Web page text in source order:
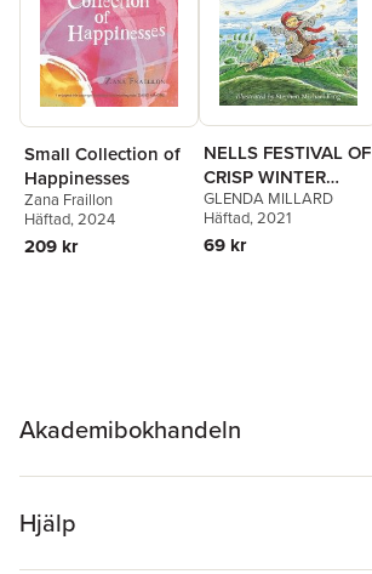
Small Collection of
Happinesses
Zana Fraillon
Häftad, 2024
209 kr
NELLS FESTIVAL OF
CRISP WINTER
GLORIES
GLENDA MILLARD
Häftad, 2021
69 kr
Akademibokhandeln
Hjälp